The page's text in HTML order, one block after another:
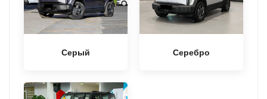
Серый Серебро